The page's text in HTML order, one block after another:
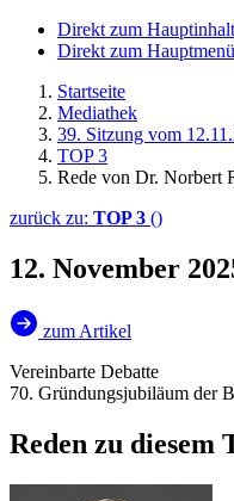
Direkt zum
Direkt zum
Startseite
Mediathek
39. Sitzung vom
TOP 3
Rede von Dr. Norbert
zurück zu: TOP 3 ()
12. November
zum Artikel
Vereinbarte Debatte
70. Gründungsjubiläum der
Reden zu diesem